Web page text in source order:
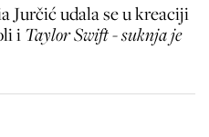
Jurčić udala se u kreaciji
iTaylor Swift - suknja je